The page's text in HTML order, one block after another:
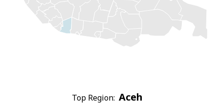
Top Region: Aceh